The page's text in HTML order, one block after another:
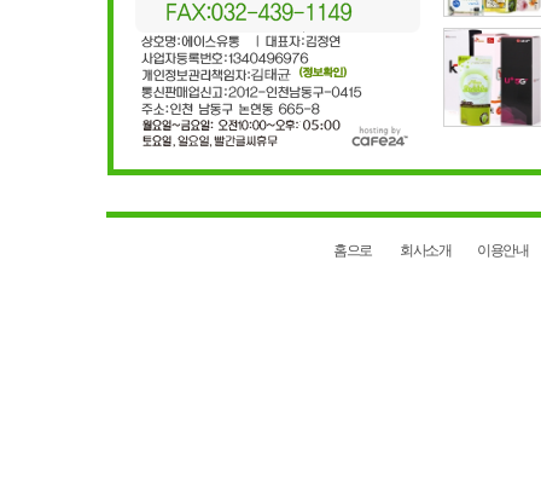
홈으로 회사소개 이용안내